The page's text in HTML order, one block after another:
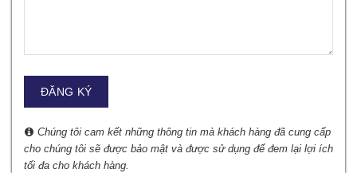
Chúng tôi cam kết những thông tin mà khách hàng đã cung cấp
cho chúng tôi sẽ được bảo mật và được sử dụng để đem lại lợi ích
tối đa cho khách hàng.